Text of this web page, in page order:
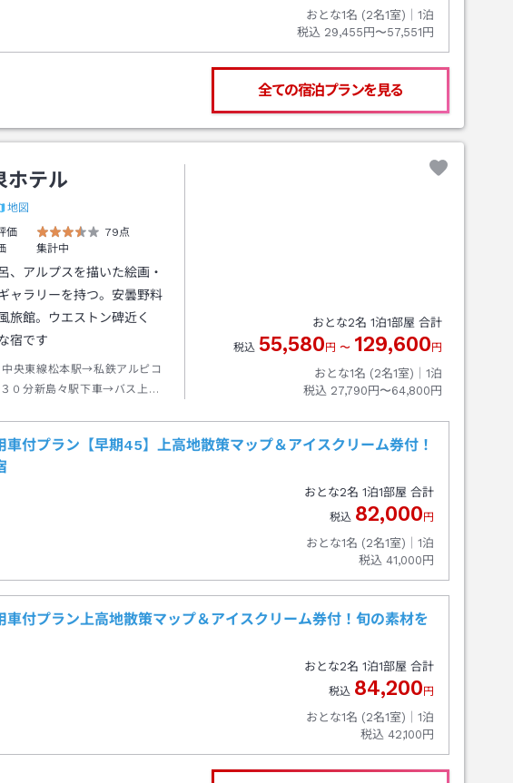
おとな1名 (2名1室)｜ 1泊
税込 29,455円〜57,551円
全ての宿泊プランを見る
ホテル
地図
価
79点
集計中
、アルプスを描いた絵画・
ャラリーを持つ。安曇野料
旅館。ウエストン碑近く
宿です
中央東線松本駅→私鉄アルピコ
０分新島々駅下車→バス上高
おとな2名 1泊1部屋 合計
税込 55,580 円 〜 129,600 円
おとな1名 (2名1室)｜ 1泊
税込 27,790円〜64,800円
付プラン【早期45】上高地散策マップ＆アイスクリーム券付！
おとな2名 1泊1部屋 合計
税込 82,000 円
おとな1名 (2名1室)｜ 1泊
税込 41,000円
車付プラン上高地散策マップ＆アイスクリーム券付！旬の素材を
おとな2名 1泊1部屋 合計
税込 84,200 円
おとな1名 (2名1室)｜ 1泊
税込 42,100円